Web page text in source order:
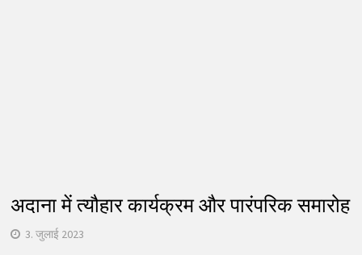
अदाना में त्यौहार कार्यक्रम और पारंपरिक समारोह
3. जुलाई 2023